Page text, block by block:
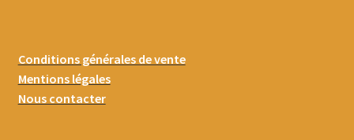
Conditions générales de vente
Mentions légales
Nous contacter